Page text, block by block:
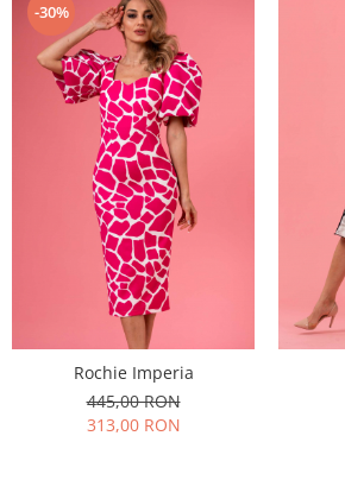
-30%
Rochie Imperia
445,00 RON
313,00 RON